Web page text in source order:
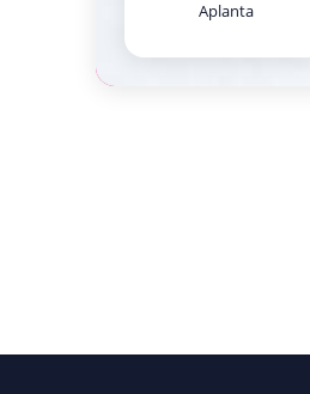
Aplanta